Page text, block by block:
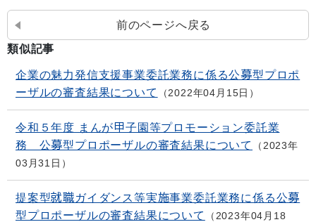
前のページへ戻る
類似記事
企業の魅力発信支援事業委託業務に係る公募型プロポ
ーザルの審査結果について
2022年04月15日
令和５年度 まんが甲子園等プロモーション委託業
務 公募型プロポーザルの審査結果について
2023年
03月31日
提案型就職ガイダンス等実施事業委託業務に係る公募
型プロポーザルの審査結果について
2023年04月18